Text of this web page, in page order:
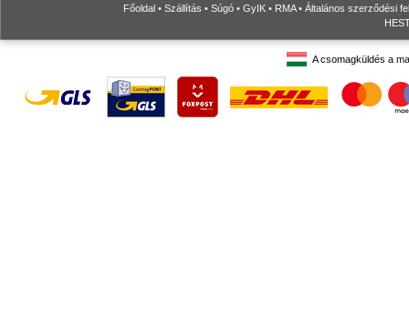
Főoldal • Szállítás • Súgó • GyIK • RMA• Általános szerződési
A csomagküldés a